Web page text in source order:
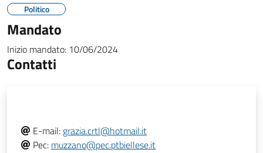
Politico
Mandato
Inizio mandato: 10/06/2024
Contatti
E-mail: grazia.crtl@hotmail.it
Pec: muzzano@pec.ptbiellese.it